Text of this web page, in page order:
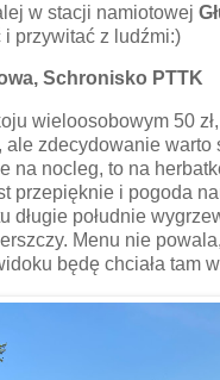
w stacji namiotowej
i przywitać z ludźmi:)
Schronisko PTTK
wieloosobowym 50
ale zdecydowanie warto
na nocleg, to na
przepięknie i pogoda
długie południe
Menu nie
będę chciała tam